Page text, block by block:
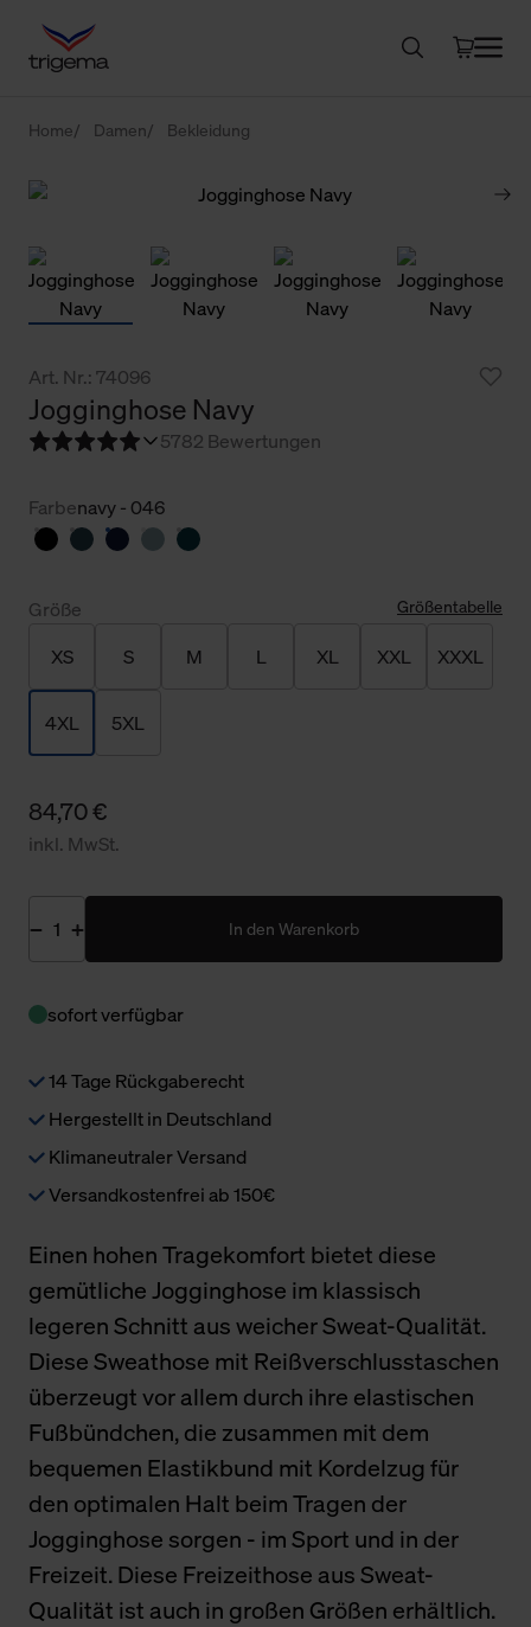
Home Damen Bekleidung
Art. Nr.: 74096
Jogginghose Navy
5782 Bewertungen
Farbenavy - 046
Größe Größentabelle
XS S M L XL XXL XXXL
4XL 5XL
84,70 €
inkl. MwSt.
In den Warenkorb
sofort verfügbar
14 Tage Rückgaberecht
Hergestellt in Deutschland
Klimaneutraler Versand
Versandkostenfrei ab 150€
Einen hohen Tragekomfort bietet diese
gemütliche Jogginghose im klassisch
legeren Schnitt aus weicher Sweat-Qualität.
Diese Sweathose mit Reißverschlusstaschen
überzeugt vor allem durch ihre elastischen
Fußbündchen, die zusammen mit dem
bequemen Elastikbund mit Kordelzug für
den optimalen Halt beim Tragen der
Jogginghose sorgen - im Sport und in der
Freizeit. Diese Freizeithose aus Sweat-
Qualität ist auch in großen Größen erhältlich.